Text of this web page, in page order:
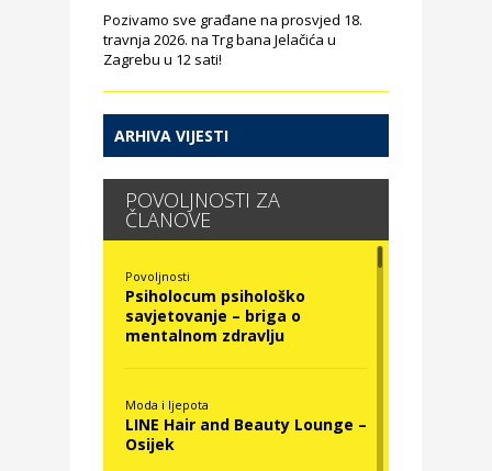
Pozivamo sve građane na prosvjed 18.
travnja 2026. na Trg bana Jelačića u
Zagrebu u 12 sati!
ARHIVA VIJESTI
POVOLJNOSTI ZA
ČLANOVE
Povoljnosti
Psiholocum psihološko
savjetovanje – briga o
mentalnom zdravlju
Moda i ljepota
LINE Hair and Beauty Lounge –
Osijek